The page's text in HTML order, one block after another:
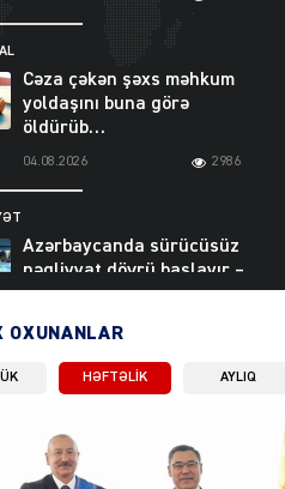
Cəza çəkən şəxs məhkum
yoldaşını buna görə
öldürüb…
04.08.2026 2986
Azərbaycanda sürücüsüz
nəqliyyat dövrü başlayır –
BELƏ işləyəcək
04.08.2026
layihəsi ilə bağlı AÇIQLAMA
04.08.2026
OXUNANLAR
HƏFTƏLIK AYLIQ